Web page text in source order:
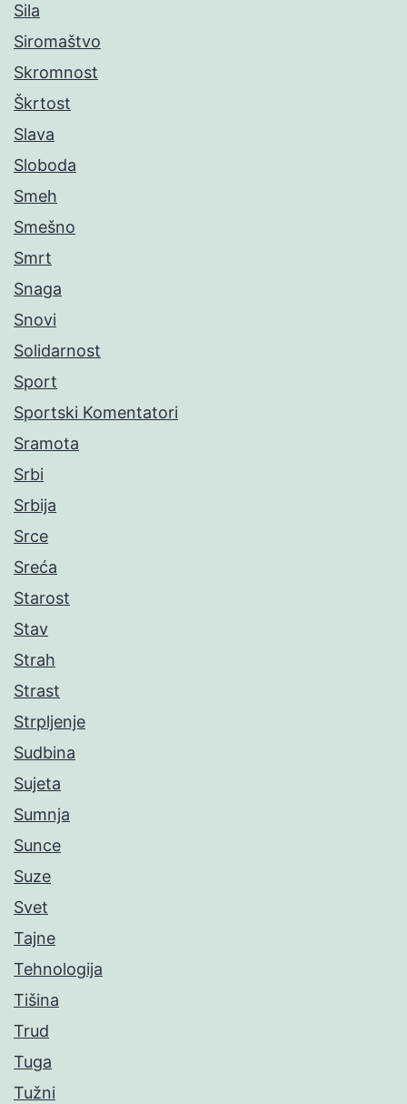
Sila
Siromaštvo
Skromnost
Škrtost
Slava
Sloboda
Smeh
Smešno
Smrt
Snaga
Snovi
Solidarnost
Sport
Sportski Komentatori
Sramota
Srbi
Srbija
Srce
Sreća
Starost
Stav
Strah
Strast
Strpljenje
Sudbina
Sujeta
Sumnja
Sunce
Suze
Svet
Tajne
Tehnologija
Tišina
Trud
Tuga
Tužni